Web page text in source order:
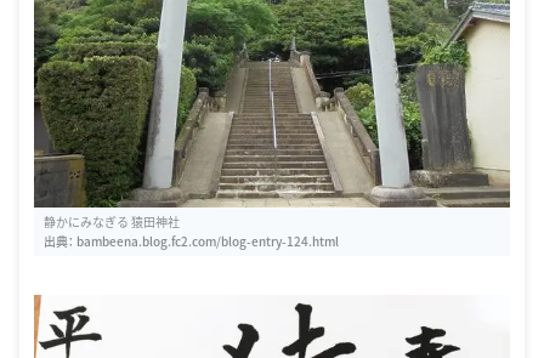
静かにみなぎる 猿田神社
出典： bambeena.blog.fc2.com/blog-entry-124.html